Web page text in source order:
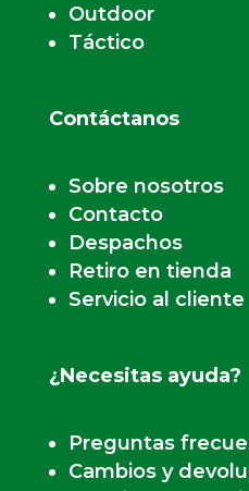
Outdoor
Táctico
Contáctanos
Sobre nosotros
Contacto
Despachos
Retiro en tienda
Servicio al cliente
¿Necesitas ayuda?
Preguntas
Cambios y